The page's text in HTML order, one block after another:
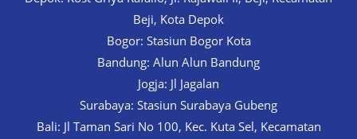
Beji, Kota Depok
Bogor: Stasiun Bogor Kota
Bandung: Alun Alun Bandung
Jogja: Jl Jagalan
Surabaya: Stasiun Surabaya Gubeng
Bali: Jl Taman Sari No 100, Kec. Kuta Sel, Kecamatan